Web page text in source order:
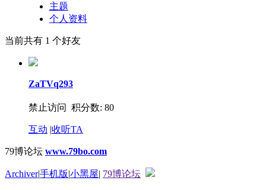
主题
个人资料
当前共有 1 个好友
ZaTVq293
禁止访问 积分数: 80
互动 |收听TA
79博论坛 www.79bo.com
Archiver|手机版|小黑屋| 79博论坛